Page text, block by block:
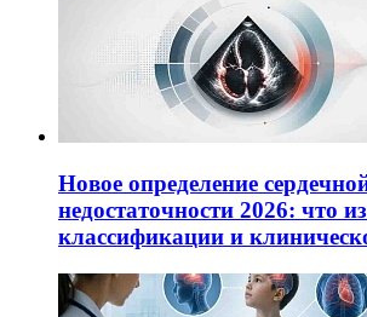
Новое определение
недостаточности 2026: что
классификации и